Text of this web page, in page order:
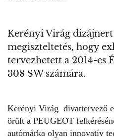
Kerényi Virág dizájnert
megiszteltetés, hogy
tervezhetett a 2014-es
308 SW számára.
Kerényi Virág divattervező
örült a PEUGEOT
autómárka olyan innovatív